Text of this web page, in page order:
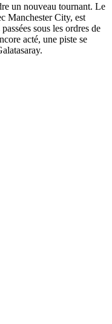
un nouveau tournant. Le
Manchester City, est
sous les ordres de
acté, une piste se